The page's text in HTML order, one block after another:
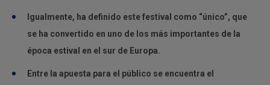
Igualmente, ha definido este festival como “único”, que
se ha convertido en uno de los más importantes de la
época estival en el sur de Europa.
Entre la apuesta para el público se encuentra el